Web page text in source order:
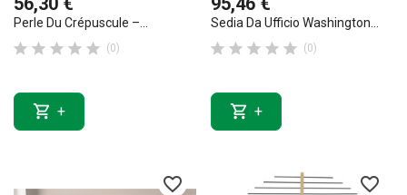
Perle Du Crépuscule –...
     (0)
 +
Sedia Da Ufficio Washington...
     (0)
 +
favorite_border favorite_border